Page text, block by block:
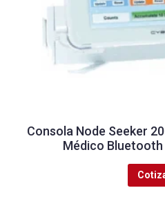
Consola Node Seeker
Médico Bluetooth